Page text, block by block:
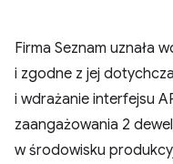
Firma Seznam uznała
i zgodne z jej
i wdrażanie interfejsu
zaangażowania 2
w środowisku